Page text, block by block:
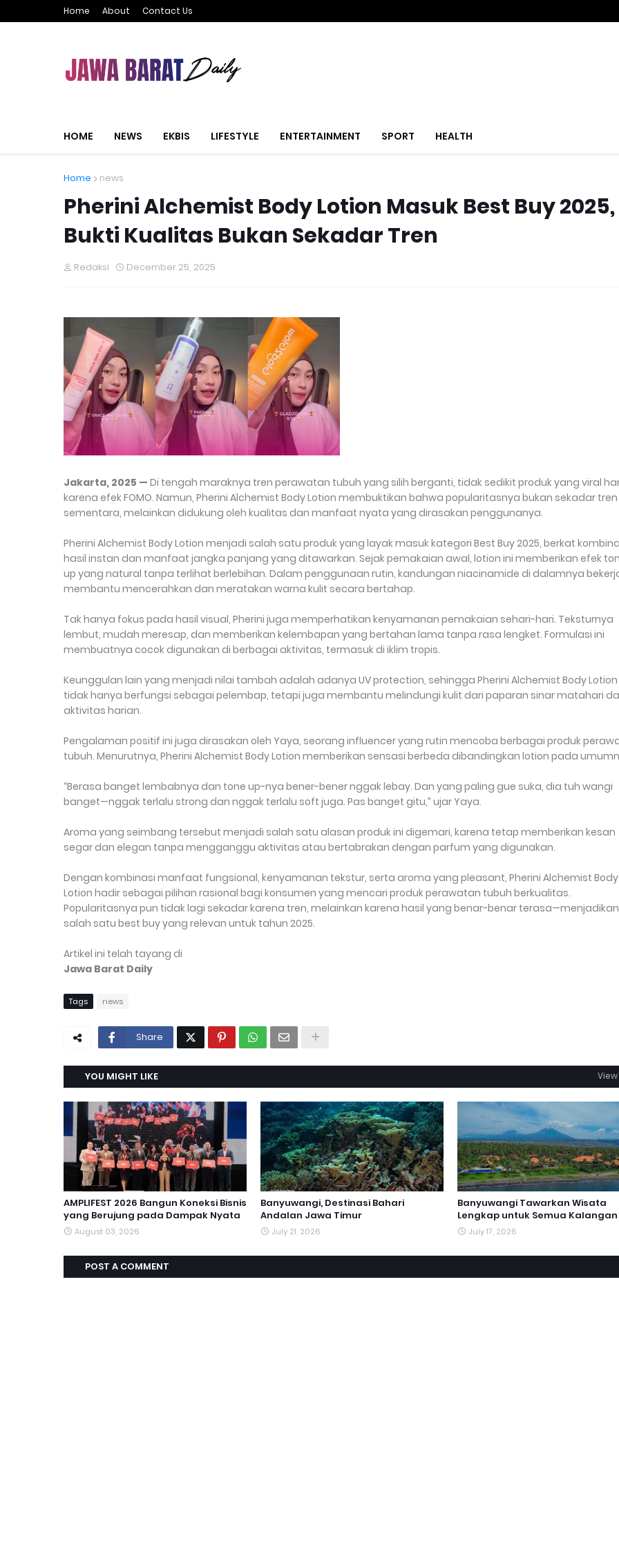
Home About Contact Us
HOME NEWS EKBIS LIFESTYLE ENTERTAINMENT SPORT HEALTH
Home news
Pherini Alchemist Body Lotion Masuk Best Buy 2025,
Bukti Kualitas Bukan Sekadar Tren
Redaksi December 25, 2025
Jakarta, 2025 — Di tengah maraknya tren perawatan tubuh yang silih berganti, tidak sedikit produk yang viral
karena efek FOMO. Namun, Pherini Alchemist Body Lotion membuktikan bahwa popularitasnya bukan sekadar tren
sementara, melainkan didukung oleh kualitas dan manfaat nyata yang dirasakan penggunanya.
Pherini Alchemist Body Lotion menjadi salah satu produk yang layak masuk kategori Best Buy 2025, berkat
hasil instan dan manfaat jangka panjang yang ditawarkan. Sejak pemakaian awal, lotion ini memberikan efek
up yang natural tanpa terlihat berlebihan. Dalam penggunaan rutin, kandungan niacinamide di dalamnya
membantu mencerahkan dan meratakan warna kulit secara bertahap.
Tak hanya fokus pada hasil visual, Pherini juga memperhatikan kenyamanan pemakaian sehari-hari. Teksturnya
lembut, mudah meresap, dan memberikan kelembapan yang bertahan lama tanpa rasa lengket. Formulasi ini
membuatnya cocok digunakan di berbagai aktivitas, termasuk di iklim tropis.
Keunggulan lain yang menjadi nilai tambah adalah adanya UV protection, sehingga Pherini Alchemist Body Lotion
tidak hanya berfungsi sebagai pelembap, tetapi juga membantu melindungi kulit dari paparan sinar matahari
aktivitas harian.
Pengalaman positif ini juga dirasakan oleh Yaya, seorang influencer yang rutin mencoba berbagai produk
tubuh. Menurutnya, Pherini Alchemist Body Lotion memberikan sensasi berbeda dibandingkan lotion pada
“Berasa banget lembabnya dan tone up-nya bener-bener nggak lebay. Dan yang paling gue suka, dia tuh wangi
banget—nggak terlalu strong dan nggak terlalu soft juga. Pas banget gitu,” ujar Yaya.
Aroma yang seimbang tersebut menjadi salah satu alasan produk ini digemari, karena tetap memberikan kesan
segar dan elegan tanpa mengganggu aktivitas atau bertabrakan dengan parfum yang digunakan.
Dengan kombinasi manfaat fungsional, kenyamanan tekstur, serta aroma yang pleasant, Pherini Alchemist Body
Lotion hadir sebagai pilihan rasional bagi konsumen yang mencari produk perawatan tubuh berkualitas.
Popularitasnya pun tidak lagi sekadar karena tren, melainkan karena hasil yang benar-benar
salah satu best buy yang relevan untuk tahun 2025.
Artikel ini telah tayang di
Jawa Barat Daily
Tags news
Share
YOU MIGHT LIKE
AMPLIFEST 2026 Bangun Koneksi Bisnis
yang Berujung pada Dampak Nyata
August 03, 2026
Banyuwangi, Destinasi Bahari
Andalan Jawa Timur
July 21, 2026
Banyuwangi Tawarkan Wisata
Lengkap untuk Semua Kalangan
July 17, 2026
POST A COMMENT